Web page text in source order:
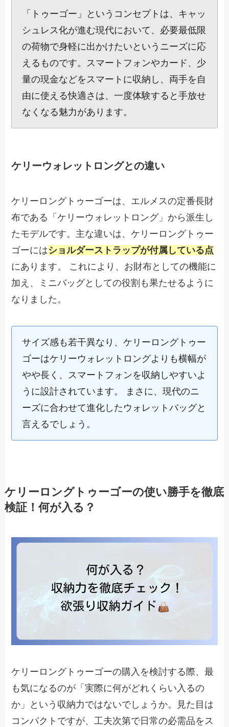
「トゥーゴー」というコンセプトは、キャッ
シュレス化が進む現代において、必要最低限
の荷物で身軽に出かけたいというニーズに応
えるものです。スマートフォンやカード、少
量の現金などをスマートに収納し、両手を自
由に使える快適さは、一度体験すると手放せ
なくなる魅力があります。
ケリーウォレットロングとの違い
ケリーロングトゥーゴーは、エルメスの定番長財
布である「ケリーウォレットロング」から派生し
たモデルです。主な違いは、ケリーロングトゥー
ゴーにはショルダーストラップが付属している点
にあります。 これにより、お財布としての機能に
加え、ミニバッグとしての役割も果たせるように
なりました。
サイズ感も若干異なり、ケリーロングトゥー
ゴーはケリーウォレットロングよりも横幅が
やや長く、スマートフォンを収納しやすいよ
うに設計されています。 まさに、現代のニ
ーズに合わせて進化したウォレットバッグと
言えるでしょう。
ケリーロングトゥーゴーの使い勝手を徹底
検証！何が入る？
ケリーロングトゥーゴーの購入を検討する際、最
も気になるのが「実際に何がどれくらい入るの
か」という収納力ではないでしょうか。見た目は
コンパクトですが、工夫次第で日常の必需品をス